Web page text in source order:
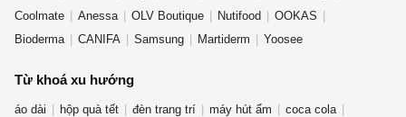
Coolmate
Anessa OLV Boutique Nutifood
OOKAS
Bioderma
CANIFA Samsung Martiderm Yoosee
Từ khoá xu hướng
áo dài hộp quà tết đèn trang trí máy hút ẩm
coca cola